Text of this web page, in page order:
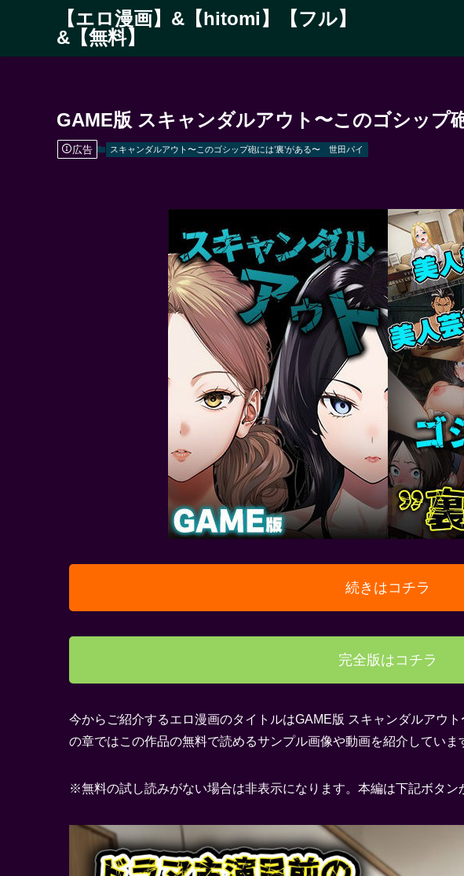
【エロ漫画】&【hitomi】【フル】
&【無料】
GAME版 スキャンダルアウト〜このゴシップ
広告 スキャンダルアウト〜このゴシップ砲には’裏’がある〜 世田パイ
続きはコチラ
完全版はコチラ
今からご紹介するエロ漫画のタイトルはGAME版 スキャンダルアウ
の章ではこの作品の無料で読めるサンプル画像や動画を紹介していま
※無料の試し読みがない場合は非表示になります。本編は下記ボタン